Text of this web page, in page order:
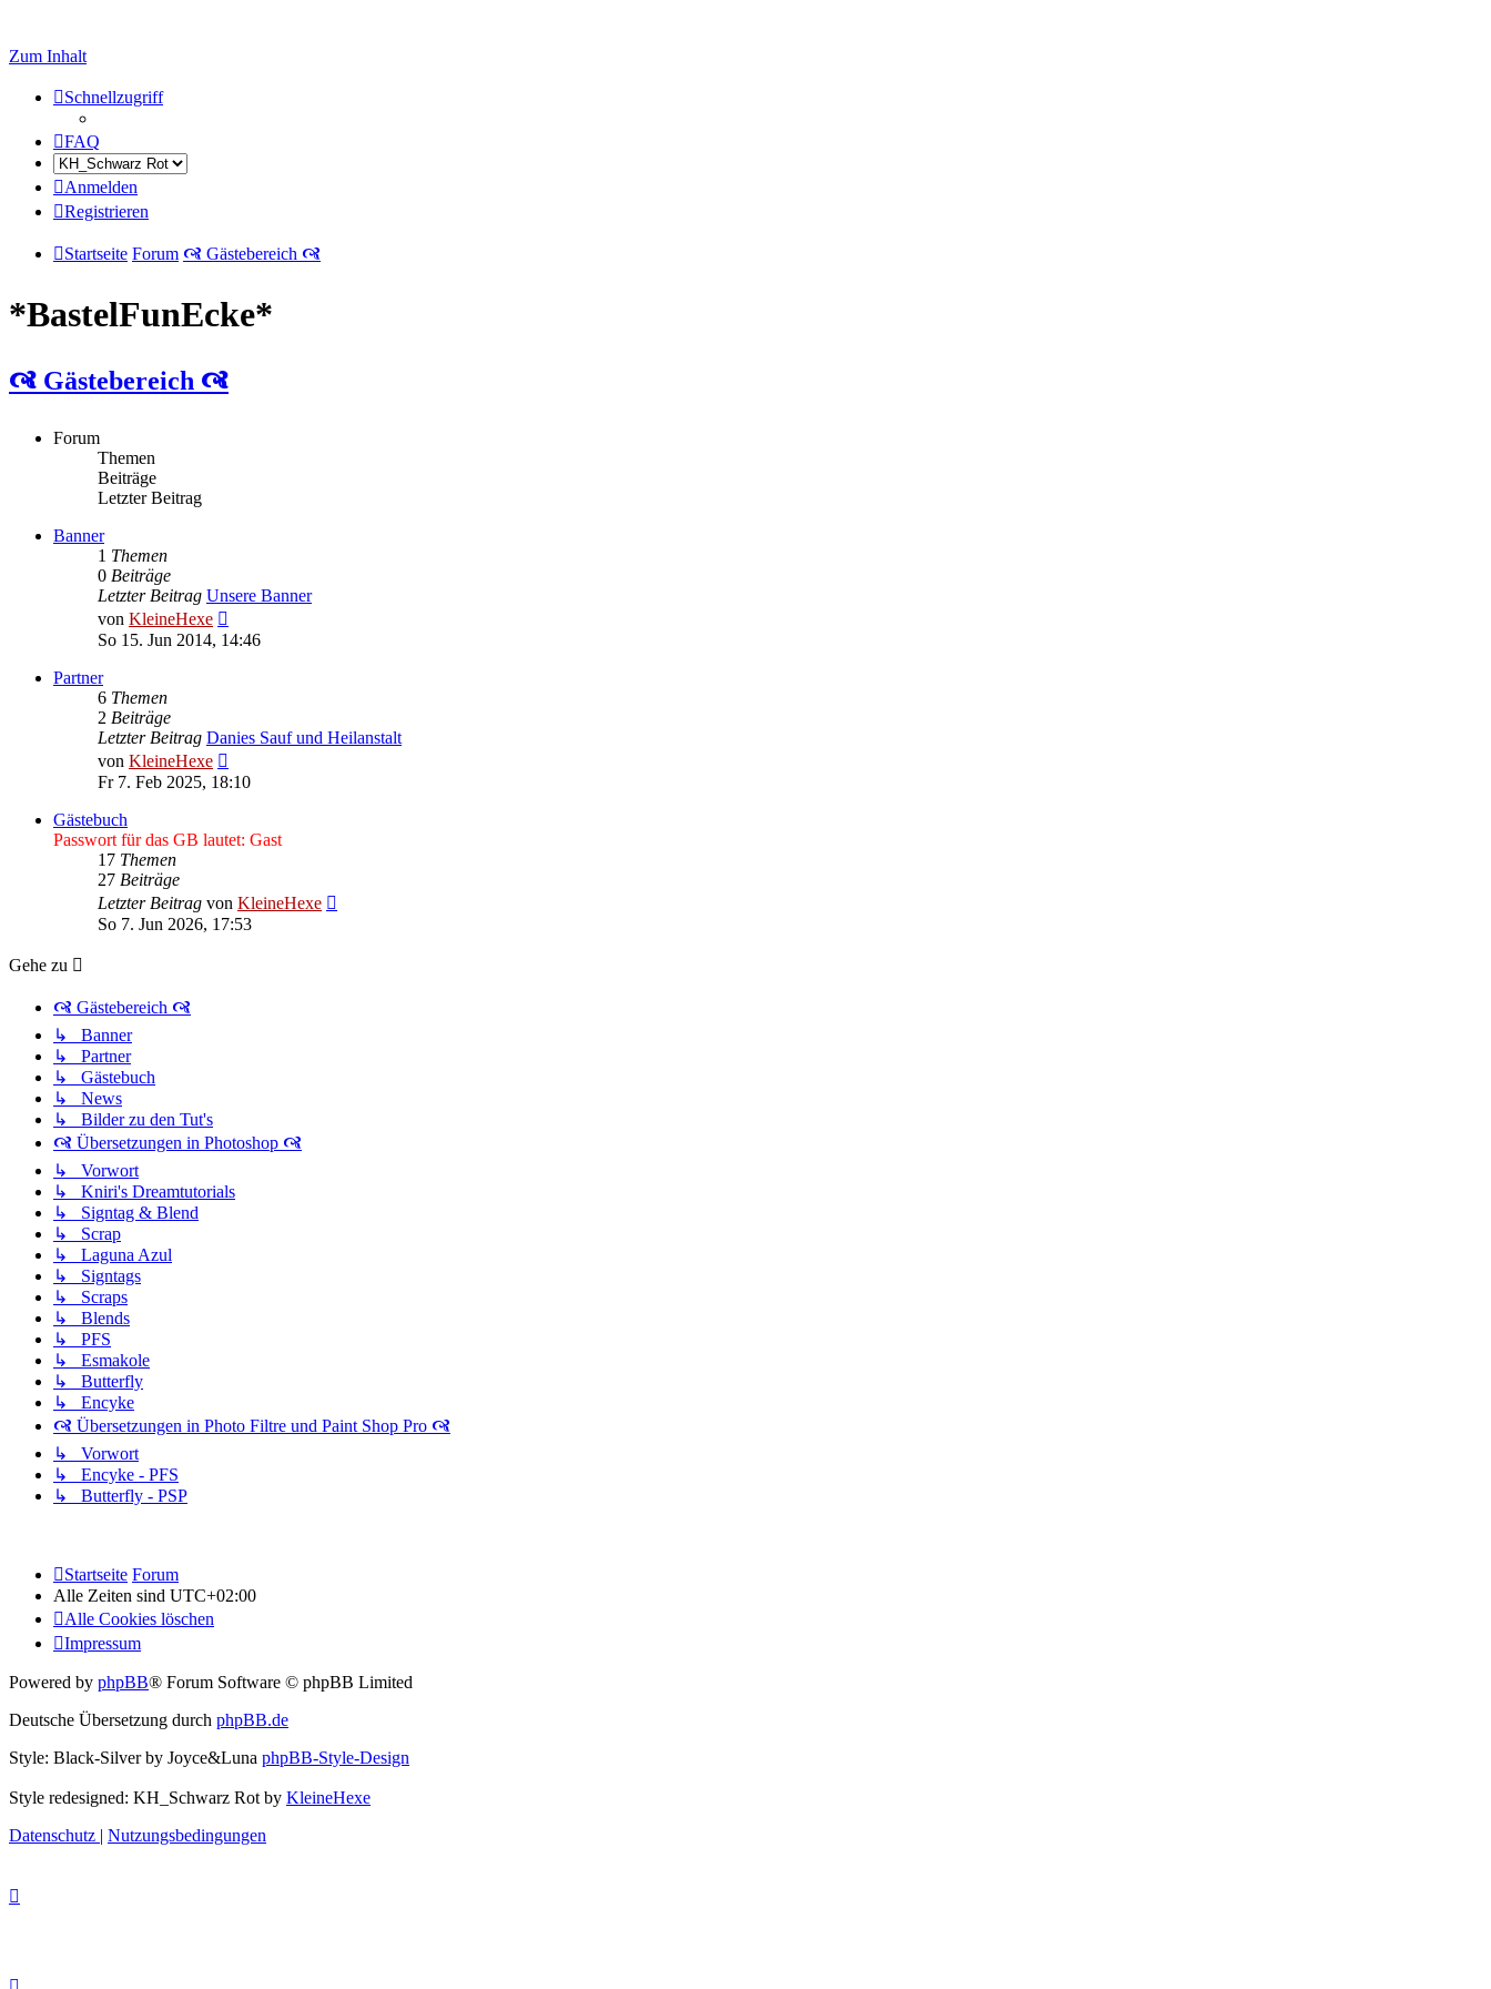
Zum Inhalt
Schnellzugriff
FAQ
Anmelden
Registrieren
Startseite Forum 🙧 Gästebereich 🙧
*BastelFunEcke*
🙧 Gästebereich 🙧
Forum
Themen
Beiträge
Letzter Beitrag
Banner
1 Themen
0 Beiträge
Letzter Beitrag Unsere Banner
von KleineHexe
Beitrag
So 15. Jun 2014, 14:46
Partner
6 Themen
2 Beiträge
Letzter Beitrag Danies Sauf und Heilanstalt
von KleineHexe
Beitrag
Fr 7. Feb 2025, 18:10
Gästebuch
Passwort für das GB lautet: Gast
17 Themen
27 Beiträge
Letzter Beitrag von KleineHexe
So 7. Jun 2026, 17:53
Gehe zu
🙧 Gästebereich 🙧
↳ Banner
↳ Partner
↳ Gästebuch
↳ News
↳ Bilder zu den Tut's
🙧 Übersetzungen in Photoshop 🙧
↳ Vorwort
↳ Kniri's Dreamtutorials
↳ Signtag & Blend
↳ Scrap
↳ Laguna Azul
↳ Signtags
↳ Scraps
↳ Blends
↳ PFS
↳ Esmakole
↳ Butterfly
↳ Encyke
🙧 Übersetzungen in Photo Filtre und Paint Shop Pro 🙧
↳ Vorwort
↳ Encyke - PFS
↳ Butterfly - PSP
Startseite Forum
Alle Zeiten sind UTC+02:00
Alle Cookies löschen
Impressum
Powered by phpBB® Forum Software © phpBB Limited
Deutsche Übersetzung durch phpBB.de
Style: Black-Silver by Joyce&Luna phpBB-Style-Design
Style redesigned: KH_Schwarz Rot by KleineHexe
Datenschutz | Nutzungsbedingungen